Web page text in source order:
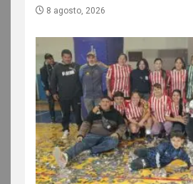
8 agosto, 2026